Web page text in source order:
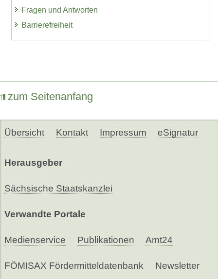
Fragen und Antworten
Barrierefreiheit
zum Seitenanfang
Übersicht Kontakt Impressum eSignatur
Herausgeber
Sächsische Staatskanzlei
Verwandte Portale
Medienservice Publikationen Amt24
FÖMISAX Fördermitteldatenbank Newsletter